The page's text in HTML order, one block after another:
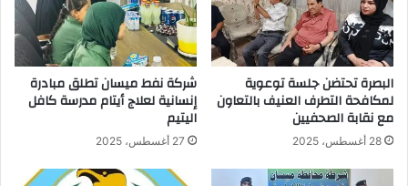
البصرة تحتضن جلسة توعوية
لمكافحة التطرف العنيف بالتعاون
مع نقابة الصحفيين
28 أغسطس، 2025
شركة نفط ميسان تطلق مبادرة
إنسانية لعلاج أيتام مدرسة كافل
اليتيم
27 أغسطس، 2025